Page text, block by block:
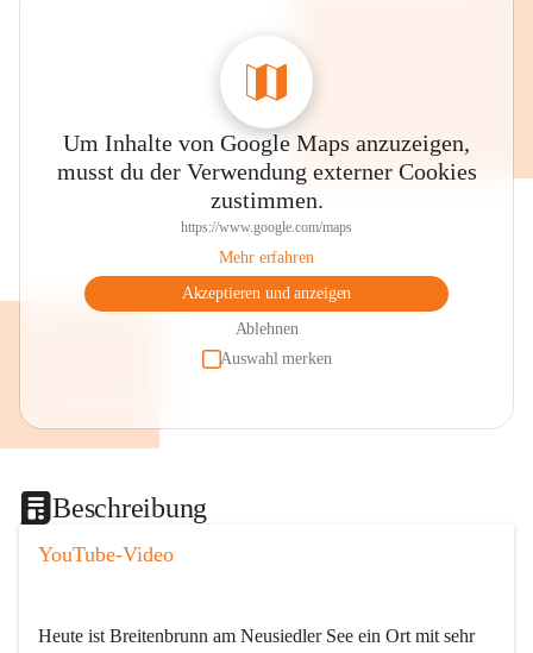
Um Inhalte von Google Maps anzuzeigen,
musst du der Verwendung externer Cookies
zustimmen.
https://www.google.com/maps
Mehr erfahren
Akzeptieren und anzeigen
Ablehnen
Auswahl merken
Beschreibung
YouTube-Video
Heute ist Breitenbrunn am Neusiedler See ein Ort mit sehr